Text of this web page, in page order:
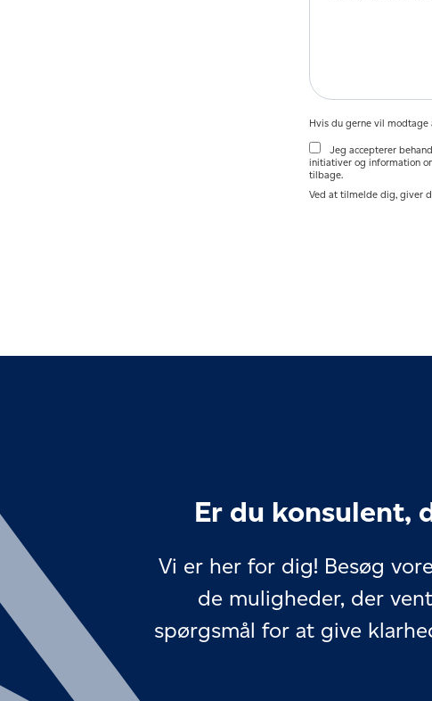
Hvis du gerne vil
Jeg accepterer
initiativer og information
tilbage.
Ved at tilmelde dig, giver
Er du konsulent,
Vi er her for dig! Besøg
de muligheder, der
spørgsmål for at give